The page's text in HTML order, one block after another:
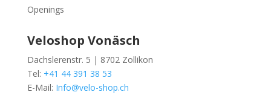
Openings
Veloshop Vonäsch
Dachslerenstr. 5 | 8702 Zollikon
Tel: +41 44 391 38 53
E-Mail: Info@velo-shop.ch